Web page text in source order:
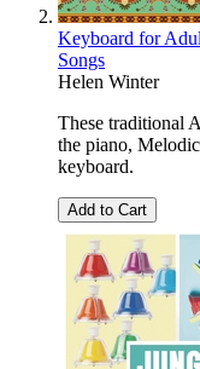
Keyboard for
Songs
Helen Winter
These traditional
the piano,
keyboard.
Add to Cart